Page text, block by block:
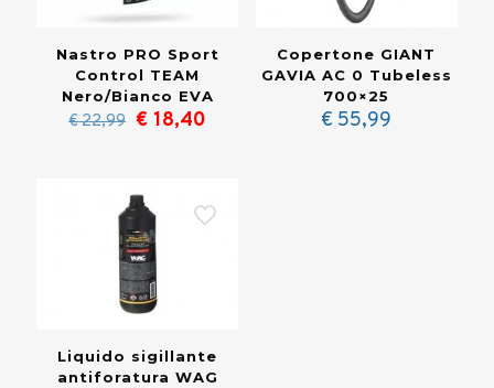
Nastro PRO Sport
Control TEAM
Nero/Bianco EVA
€22,99 Il
€ 22,99.
€ 18,40
€ 18,40.
Copertone GIANT
GAVIA AC 0 Tubeless
700×25
€ 55,99
Liquido sigillante
antiforatura WAG